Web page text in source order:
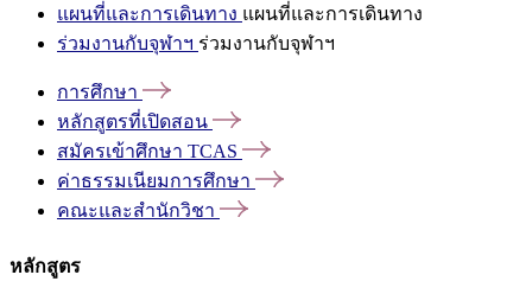
แผนที่และการเดินทาง แผนที่และการเดินทาง
ร่วมงานกับจุฬาฯ ร่วมงานกับจุฬาฯ
การศึกษา
หลักสูตรที่เปิดสอน
สมัครเข้าศึกษา TCAS
ค่าธรรมเนียมการศึกษา
คณะและสำนักวิชา
หลักสูตร